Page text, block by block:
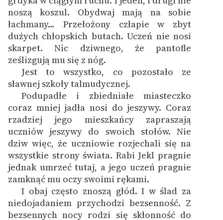
skandynawskiej literatury
feministycznej
Ręce pełne poezji
Kolekcje edukacyjne
twórców przechodzących
do domeny publicznej,
lektur szkolnych oraz
Starego Testamentu
Odkurzamy bohaterów
Szkoła Poezji Wolnych
Lektur
O nas
Kontakt
O projekcie
noszą koszul. Obydwaj mają na sobie
łachmany… Przełożony człapie w zbyt
dużych chłopskich butach. Uczeń nie nosi
skarpet. Nic dziwnego, że pantofle
ześlizgują mu się z nóg.
Jest to wszystko, co pozostało ze
sławnej szkoły talmudycznej.
Podupadłe i zbiedniałe miasteczko
coraz mniej jadła nosi do jeszywy. Coraz
rzadziej jego mieszkańcy zapraszają
uczniów jeszywy do swoich stołów. Nie
dziw więc, że uczniowie rozjechali się na
wszystkie strony świata. Rabi Jekl pragnie
jednak umrzeć tutaj, a jego uczeń pragnie
zamknąć mu oczy swoimi rękami.
I obaj często znoszą głód. I w ślad za
niedojadaniem przychodzi bezsenność. Z
bezsennych nocy rodzi się skłonność do